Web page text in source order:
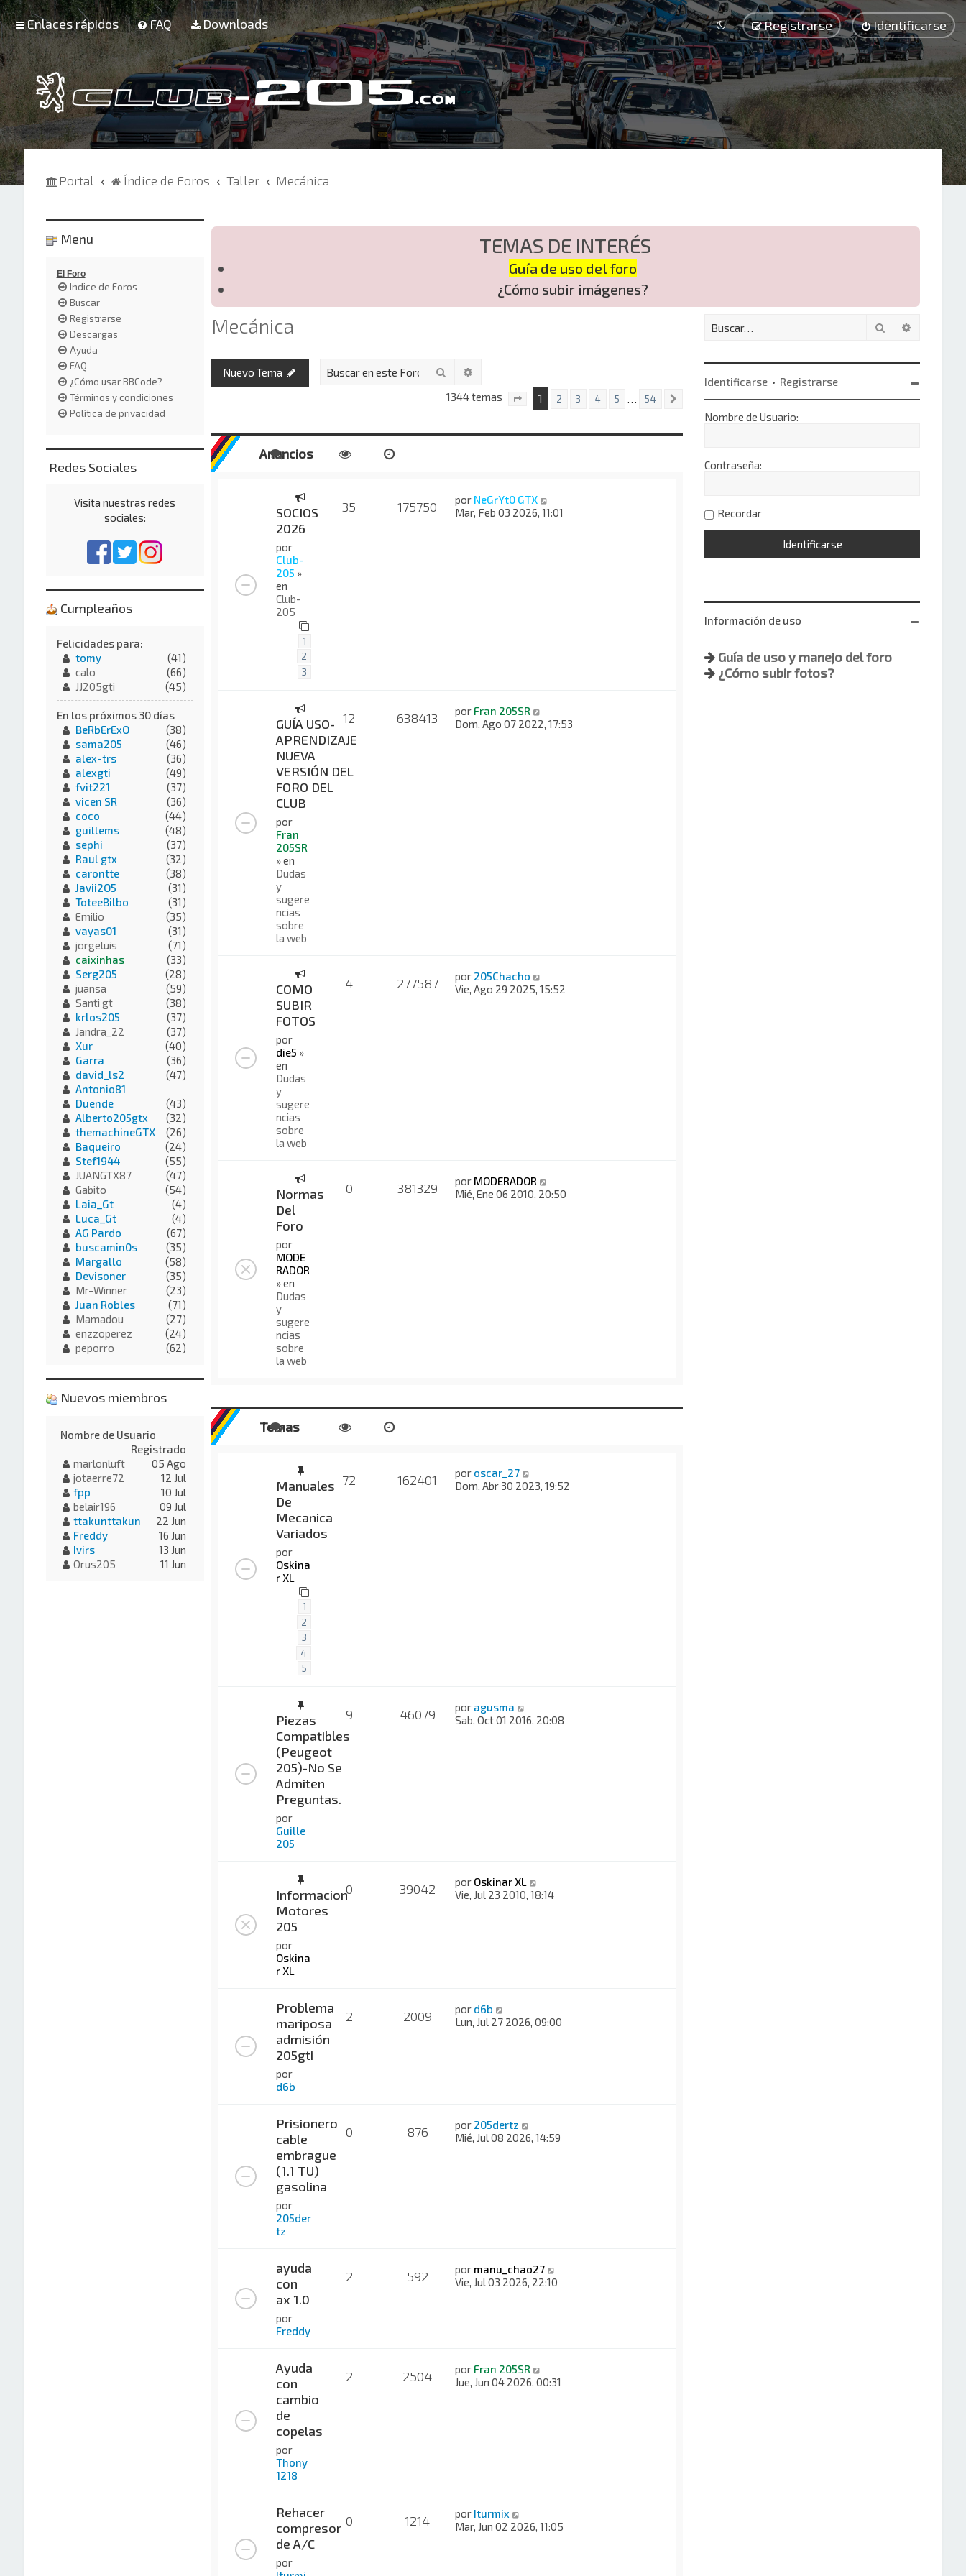
Enlaces rápidos FAQ Downloads Identificarse
Registrarse
Portal Índice de Foros Taller Mecánica
TEMAS DE INTERÉS
Guía de uso del foro
¿Cómo subir imágenes?
Mecánica
Nuevo Tema Buscar
1344 temas Página1 de54
1 2 3 4 5 54 Siguiente
Anuncios
SOCIOS
2026
por
Club-
205 »
en
Club-
205
1
2
3
35 175750 por NeGrYt0 GTX
Mar, Feb 03 2026, 11:01
GUÍA USO-
APRENDIZAJE
NUEVA
VERSIÓN DEL
FORO DEL
CLUB
por
Fran
205SR
» en
Dudas
y
sugere
ncias
sobre
la web
12 638413 por Fran 205SR
Dom, Ago 07 2022, 17:53
COMO
SUBIR
FOTOS
por
die5 »
en
Dudas
y
sugere
ncias
sobre
la web
4 277587 por 205Chacho
Vie, Ago 29 2025, 15:52
Normas
Del
Foro
por
MODE
RADOR
» en
Dudas
y
sugere
ncias
sobre
la web
0 381329 por MODERADOR
Mié, Ene 06 2010, 20:50
Temas
Manuales
De
Mecanica
Variados
por
Oskina
r XL
1
2
3
4
5
72 162401 por oscar_27
Dom, Abr 30 2023, 19:52
Piezas
Compatibles
(Peugeot
205)-No Se
Admiten
Preguntas.
por
Guille
205
9 46079 por agusma
Sab, Oct 01 2016, 20:08
Informacion
Motores
205
por
Oskina
r XL
0 39042 por Oskinar XL
Vie, Jul 23 2010, 18:14
Problema
mariposa
admisión
205gti
por
d6b
2 2009 por d6b
Lun, Jul 27 2026, 09:00
Prisionero
cable
embrague
(1.1 TU)
gasolina
por
205der
tz
0 876 por 205dertz
Mié, Jul 08 2026, 14:59
ayuda
con
ax 1.0
por
Freddy
2 592 por manu_chao27
Vie, Jul 03 2026, 22:10
Ayuda
con
cambio
de
copelas
por
Thony
1218
2 2504 por Fran 205SR
Jue, Jun 04 2026, 00:31
Rehacer
compresor
de A/C
por
0 1214 por Iturmix
Mar, Jun 02 2026, 11:05
Buscar
Identificarse • Registrarse
Nombre de Usuario:
Contraseña:
Recordar
Información de uso
Guía de uso y manejo del foro
¿Cómo subir fotos?
Menu
El Foro
Indice de Foros
Buscar
Registrarse
Descargas
Ayuda
FAQ
¿Cómo usar BBCode?
Términos y condiciones
Política de privacidad
Redes Sociales
Visita nuestras redes
sociales:
Cumpleaños
Felicidades para:
tomy
(41)
calo
(66)
JJ205gti
(45)
En los próximos 30 días
BeRbErExO
(38)
sama205
(46)
alex-trs
(36)
alexgti
(49)
fvit221
(37)
vicen SR
(36)
coco
(44)
guillems
(48)
sephi
(37)
Raul gtx
(32)
carontte
(38)
Javii2O5
(31)
ToteeBilbo
(31)
Emilio
(35)
vayas01
(31)
jorgeluis
(71)
caixinhas
(33)
Serg205
(28)
juansa
(59)
Santi gt
(38)
krlos205
(37)
Jandra_22
(37)
Xur
(40)
Garra
(36)
david_ls2
(47)
Antonio81
Duende
(43)
Alberto205gtx
(32)
themachineGTX
(26)
Baqueiro
(24)
Stef1944
(55)
JUANGTX87
(47)
Gabito
(54)
Laia_Gt
(4)
Luca_Gt
(4)
AG Pardo
(67)
buscamin0s
(35)
Margallo
(58)
Devisoner
(35)
Mr-Winner
(23)
Juan Robles
(71)
Mamadou
(27)
enzzoperez
(24)
peporro
(62)
Nuevos miembros
Nombre de Usuario
Registrado
marlonluft
05 Ago
jotaerre72
12 Jul
fpp
10 Jul
belair196
09 Jul
ttakunttakun
22 Jun
Freddy
16 Jun
Ivirs
13 Jun
Orus205
11 Jun